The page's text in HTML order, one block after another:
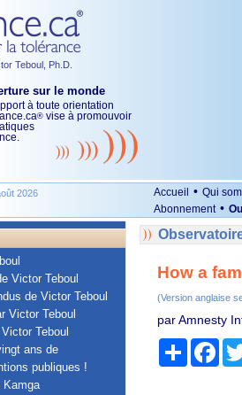
Teboul, Ph.D.
sur le monde
à toute orientation
® vise à promouvoir
2026 Accueil • Qui
Abonnement •
Victor Teboul
de Victor Teboul
Victor Teboul
Teboul
ans de
publiques !
Kamga
How a
(Version anglaise
par Amnesty
Partager